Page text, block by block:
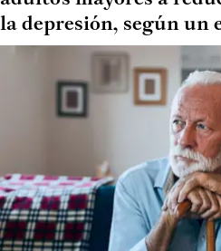
la depresión, según un